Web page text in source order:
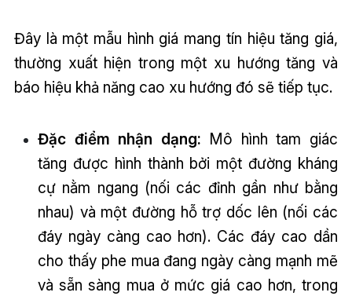
Đây là một mẫu hình giá mang tín hiệu tăng giá,
thường xuất hiện trong một xu hướng tăng và
báo hiệu khả năng cao xu hướng đó sẽ tiếp tục.
Đặc điểm nhận dạng: Mô hình tam giác
tăng được hình thành bởi một đường kháng
cự nằm ngang (nối các đỉnh gần như bằng
nhau) và một đường hỗ trợ dốc lên (nối các
đáy ngày càng cao hơn). Các đáy cao dần
cho thấy phe mua đang ngày càng mạnh mẽ
và sẵn sàng mua ở mức giá cao hơn, trong